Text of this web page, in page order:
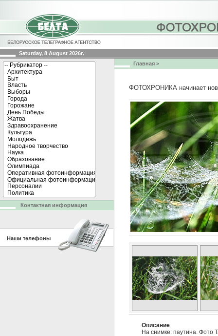
Saturday, 8 August 2026г.
Главная >
ФОТОХРОНИКА начинает
Описание
На снимке: паутина. Фото
Контактная информация
Наши телефоны